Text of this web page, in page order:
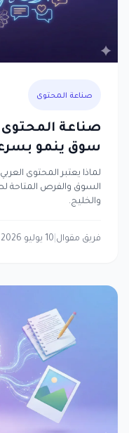
صناعة المحتوى
صناعة
سوق ينمو
لماذا يعتبر المحتوى
السوق والفرص المتاحة
والخليج.
فريق مقوال 10 يوليو 2026